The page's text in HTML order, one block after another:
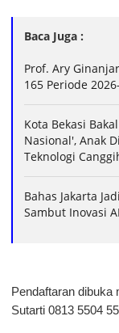
Baca Juga :
Prof. Ary
165 Periode
Kota Bekasi
Nasional', Anak
Teknologi
Bahas Jakarta
Sambut Inovasi
Pendaftaran dibuka
Sutarti 0813 5504